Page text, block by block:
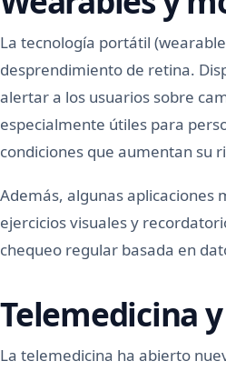
La tecnología portátil
desprendimiento de retina.
alertar a los usuarios sobre
especialmente útiles para
condiciones que aumentan su
Además, algunas aplicaciones
ejercicios visuales y
chequeo regular basada en
Telemedicina
La telemedicina ha abierto